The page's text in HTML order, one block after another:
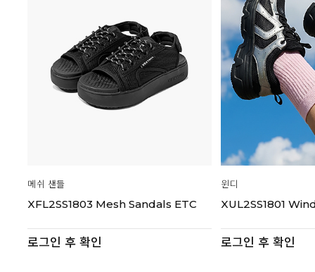
메쉬 샌들
XFL2SS1803 Mesh Sandals ETC
로그인 후 확인
윈디
XUL2SS1801
로그인 후 확인